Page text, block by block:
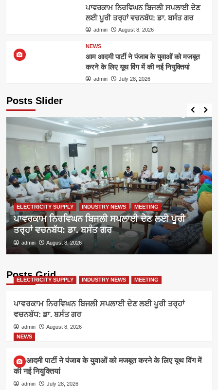
ਪਾਵਰਕਾਮ ਨਿਰਵਿਘਨ ਬਿਜਲੀ ਸਪਲਾਈ ਦੇਣ
ਲਈ ਪੂਰੀ ਤਰ੍ਹਾਂ ਵਚਨਬੱਧ: ਡਾ. ਬਸੰਤ ਗਰ
admin August 8, 2026
NEWS
आम आदमी पार्टी ने पंजाब के युवाओं को मजबूत
करने के लिए यूथ विंग में की नई नियुक्तियां
admin July 28, 2026
Posts Slider
ELECTRICITY SUPPLY INDUSTRY NEWS MEETING
ਪਾਵਰਕਾਮ ਨਿਰਵਿਘਨ ਬਿਜਲੀ ਸਪਲਾਈ ਦੇਣ ਲਈ ਪੂਰੀ
ਤਰ੍ਹਾਂ ਵਚਨਬੱਧ: ਡਾ. ਬਸੰਤ ਗਰ
admin August 8, 2026
Posts Grid
ELECTRICITY SUPPLY INDUSTRY NEWS MEETING
ਪਾਵਰਕਾਮ ਨਿਰਵਿਘਨ ਬਿਜਲੀ ਸਪਲਾਈ ਦੇਣ ਲਈ ਪੂਰੀ ਤਰ੍ਹਾਂ
ਵਚਨਬੱਧ: ਡਾ. ਬਸੰਤ ਗਰ
admin
August 8, 2026
NEWS
आम आदमी पार्टी ने पंजाब के युवाओं को मजबूत करने के लिए यूथ विंग में
की नई नियुक्तियां
admin July 28, 2026